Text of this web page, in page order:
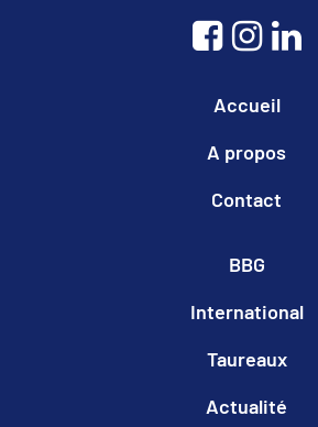
Accueil
A propos
Contact
BBG
International
Taureaux
Actualité